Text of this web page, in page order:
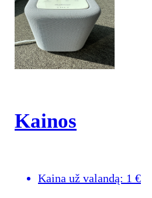
Kainos
Kaina už valandą: 1 €